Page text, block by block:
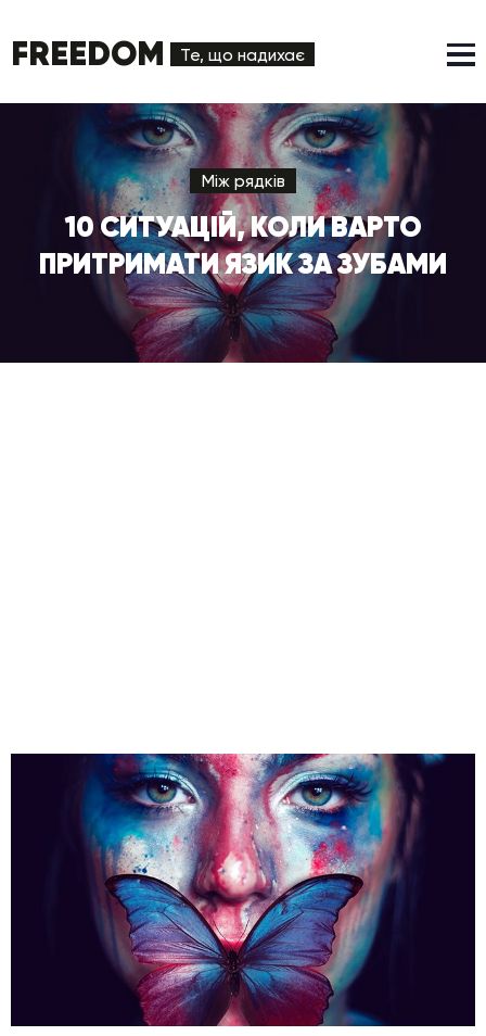
FREEDOM Те, що надихає
Між рядків
10 СИТУАЦІЙ, КОЛИ ВАРТО
ПРИТРИМАТИ ЯЗИК ЗА ЗУБАМИ